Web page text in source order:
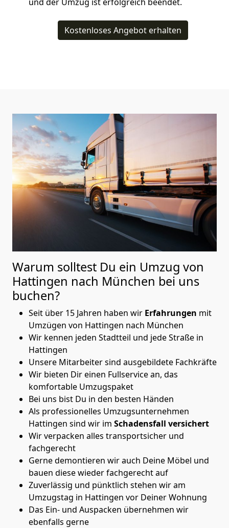
Kostenloses Angebot erhalten
Warum solltest Du ein Umzug von
Hattingen nach München bei uns
buchen?
Seit über 15 Jahren haben wir Erfahrungen mit
Umzügen von Hattingen nach München
Wir kennen jeden Stadtteil und jede Straße in
Hattingen
Unsere Mitarbeiter sind ausgebildete Fachkräfte
Wir bieten Dir einen Fullservice an, das
komfortable Umzugspaket
Bei uns bist Du in den besten Händen
Als professionelles Umzugsunternehmen
Hattingen sind wir im Schadensfall versichert
Wir verpacken alles transportsicher und
fachgerecht
Gerne demontieren wir auch Deine Möbel und
bauen diese wieder fachgerecht auf
Zuverlässig und pünktlich stehen wir am
Umzugstag in Hattingen vor Deiner Wohnung
Das Ein- und Auspacken übernehmen wir
ebenfalls gerne